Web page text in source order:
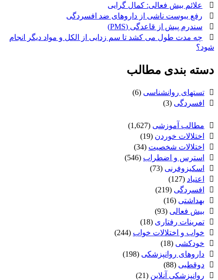
علائم بیش فعالی: کمال گرایی
رفع یبوست ناشی از داروهای ضد افسردگی
سندرم پیش از قاعدگی (PMS)
چه مدت طول می کشد تا سم زدایی از الکل و مواد دیگر انجام
شود؟
دسته بندی مطالب
تستهای روانشناسی (6)
افسردگی (3)
مطالب آموزشی (1,627)
اختلالات خوردن (19)
اختلالات شخصیت (34)
استرس و اضطراب (546)
اسکیزوفرنی (73)
اعتیاد (127)
افسردگی (219)
بهداشتی (16)
بیش فعالی (93)
تمرینات رفتاری (18)
خواب و اختلالات خواب (244)
خودکشی (18)
داروهای روانپزشکی (198)
دوقطبی (88)
روانپزشکی آنلاین (21)